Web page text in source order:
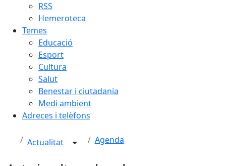
RSS
Hemeroteca
Temes
Educació
Esport
Cultura
Salut
Benestar i ciutadania
Medi ambient
Adreces i telèfons
Actualitat Agenda